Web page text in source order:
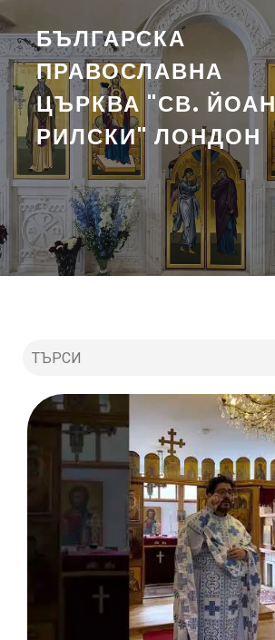
БЪЛГАРСКА
ПРАВОСЛАВНА
ЦЪРКВА "СВ. ЙОАН
РИЛСКИ" ЛОНДОН